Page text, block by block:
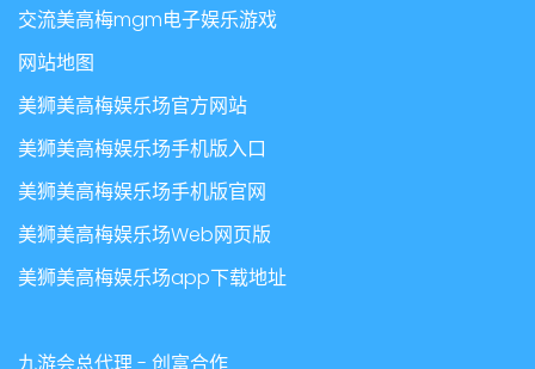
交流美高梅mgm电子娱乐游戏
网站地图
美狮美高梅娱乐场官方网站
美狮美高梅娱乐场手机版入口
美狮美高梅娱乐场手机版官网
美狮美高梅娱乐场Web网页版
美狮美高梅娱乐场app下载地址
九游会总代理 - 创富合作